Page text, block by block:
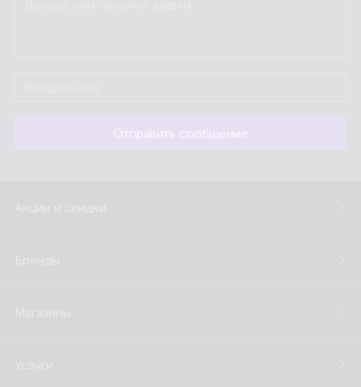
Отправить сообщение
Акции и скидки
Бренды
Магазины
Услуги